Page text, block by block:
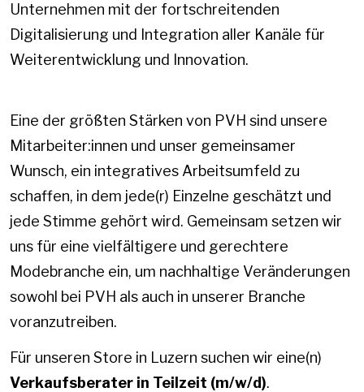
Unternehmen mit der fortschreitenden
Digitalisierung und Integration aller Kanäle für
Weiterentwicklung und Innovation.
Eine der größten Stärken von PVH sind unsere
Mitarbeiter:innen und unser gemeinsamer
Wunsch, ein integratives Arbeitsumfeld zu
schaffen, in dem jede(r) Einzelne geschätzt und
jede Stimme gehört wird. Gemeinsam setzen wir
uns für eine vielfältigere und gerechtere
Modebranche ein, um nachhaltige Veränderungen
sowohl bei PVH als auch in unserer Branche
voranzutreiben.
Für unseren Store in Luzern suchen wir eine(n)
Verkaufsberater in Teilzeit (m/w/d).